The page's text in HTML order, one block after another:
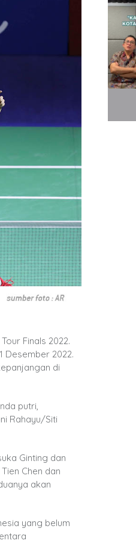
Finals 2022.
Desember 2022.
di
putri,
Rahayu/Siti
Ginting dan
Chen dan
akan
yang belum